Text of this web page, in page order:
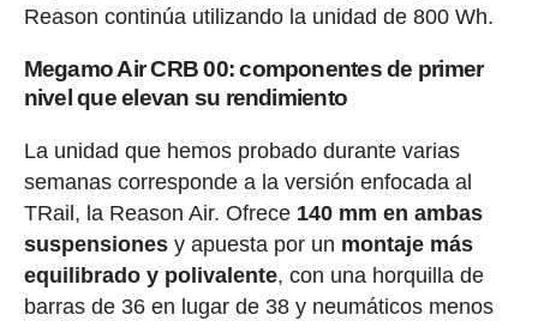
Reason continúa utilizando la unidad de 800 Wh.
Megamo Air CRB 00: componentes de primer
nivel que elevan su rendimiento
La unidad que hemos probado durante varias
semanas corresponde a la versión enfocada al
TRail, la Reason Air. Ofrece140 mm en ambas
suspensionesy apuesta por un montaje más
equilibrado y polivalente, con una horquilla de
barras de 36 en lugar de 38 y neumáticos menos